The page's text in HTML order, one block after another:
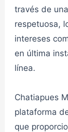
CHAT
CHAT
través de
respetuosa,
intereses
en última
línea.
Chatiapues
plataforma
que